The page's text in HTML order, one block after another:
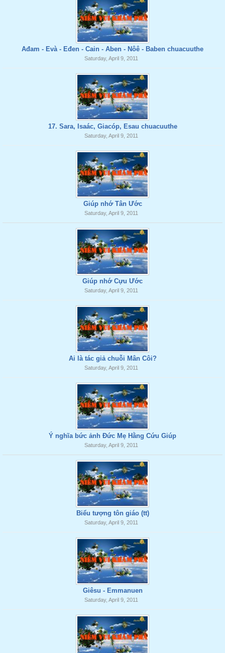
Ađam - Evà - Eđen - Cain - Aben - Nôê - Baben chuacuuthe
Saturday, April 9, 2011
17. Sara, Isaác, Giacóp, Esau chuacuuthe
Saturday, April 9, 2011
Giúp nhớ Tân Ước
Saturday, April 9, 2011
Giúp nhớ Cựu Ước
Saturday, April 9, 2011
Ai là tác giả chuỗi Mân Côi?
Saturday, April 9, 2011
Ý nghĩa bức ảnh Đức Mẹ Hằng Cứu Giúp
Saturday, April 9, 2011
Biểu tượng tôn giáo (tt)
Saturday, April 9, 2011
Giêsu - Emmanuen
Saturday, April 9, 2011